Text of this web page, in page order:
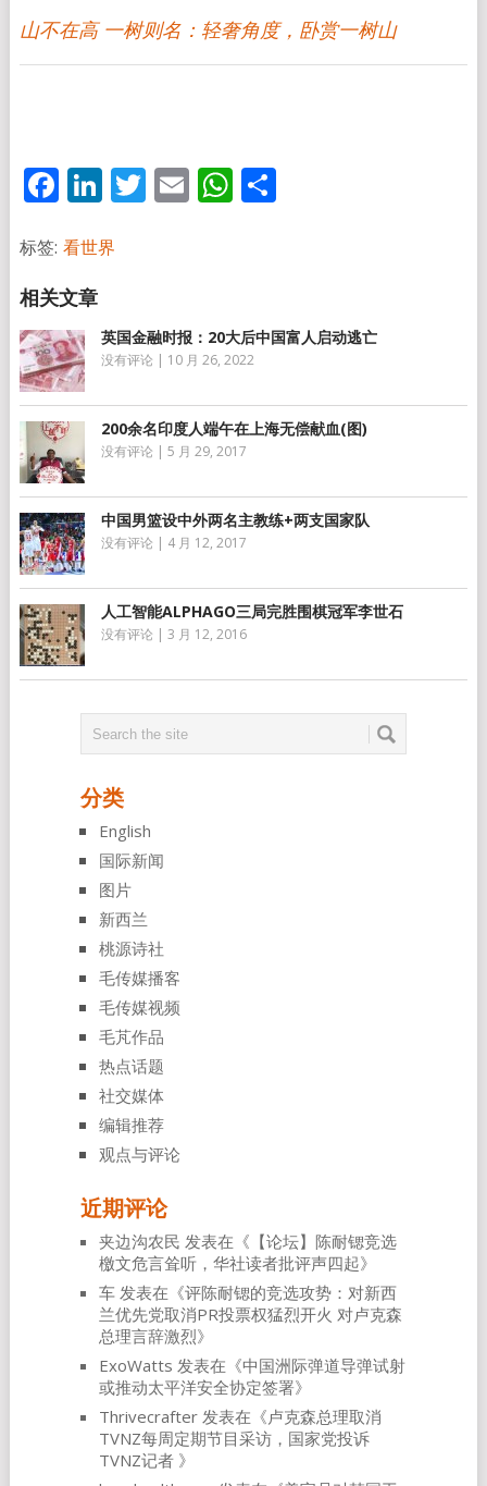
山不在高 一树则名：轻奢角度，卧赏一树山
Facebook
LinkedIn
Twitter
EmailWhatsApp
分
标签: 看世界
英国金融时报：20大后中国富人启动逃亡
没有评论 | 10 月 26, 2022
200余名印度人端午在上海无偿献血(图)
没有评论 | 5 月 29, 2017
中国男篮设中外两名主教练+两支国家队
没有评论 | 4 月 12, 2017
人工智能ALPHAGO三局完胜围棋冠军李世石
没有评论 | 3 月 12, 2016
分类
English
国际新闻
图片
新西兰
桃源诗社
毛传媒播客
毛传媒视频
毛芃作品
热点话题
社交媒体
编辑推荐
观点与评论
近期评论
夹边沟农民 发表在《 【论坛】陈耐锶竞选
檄文危言耸听，华社读者批评声四起》
车发表在《评陈耐锶的竞选攻势：对新西
兰优先党取消PR投票权猛烈开火 对卢克森
总理言辞激烈》
ExoWatts 发表在《中国洲际弹道导弹试射
或推动太平洋安全协定签署》
Thrivecrafter发表在《卢克森总理取消
TVNZ每周定期节目采访，国家党投诉
TVNZ记者 》